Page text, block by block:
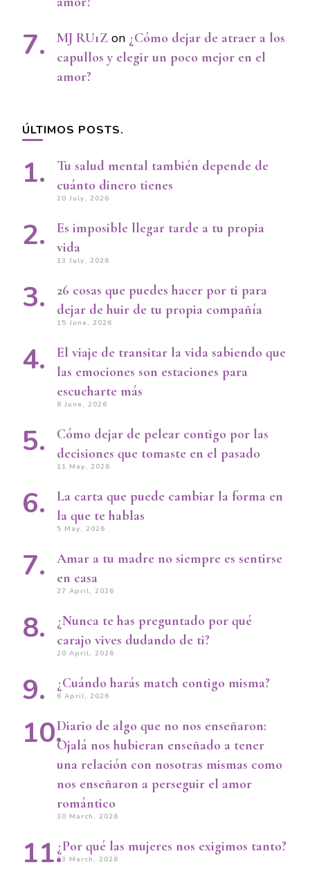
MJ RU1Z on ¿Cómo dejar de atraer a los
capullos y elegir un poco mejor en el
amor?
ÚLTIMOS POSTS.
Tu salud mental también depende de
cuánto dinero tienes
20 July, 2026
Es imposible llegar tarde a tu propia
vida
13 July, 2026
26 cosas que puedes hacer por ti para
dejar de huir de tu propia compañía
15 June, 2026
El viaje de transitar la vida sabiendo que
las emociones son estaciones para
escucharte más
8 June, 2026
Cómo dejar de pelear contigo por las
decisiones que tomaste en el pasado
11 May, 2026
La carta que puede cambiar la forma en
la que te hablas
5 May, 2026
Amar a tu madre no siempre es sentirse
en casa
27 April, 2026
¿Nunca te has preguntado por qué
carajo vives dudando de ti?
20 April, 2026
¿Cuándo harás match contigo misma?
6 April, 2026
Diario de algo que no nos enseñaron:
Ojalá nos hubieran enseñado a tener
una relación con nosotras mismas como
nos enseñaron a perseguir el amor
romántico
30 March, 2026
¿Por qué las mujeres nos exigimos tanto?
23 March, 2026